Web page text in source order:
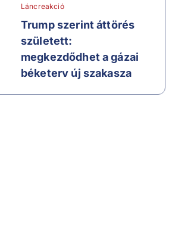
Láncreakció
Trump szerint áttörés
született:
megkezdődhet a gázai
béketerv új szakasza